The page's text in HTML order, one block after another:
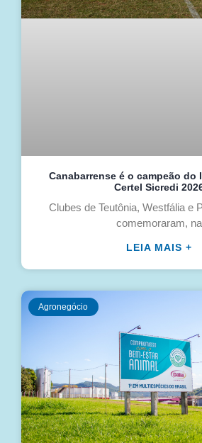
Canabarrense é o campeão do
Certel Sicredi
Clubes de Teutônia, Westfália e
comemoraram, na
LEIA MAIS +
Agronegócio